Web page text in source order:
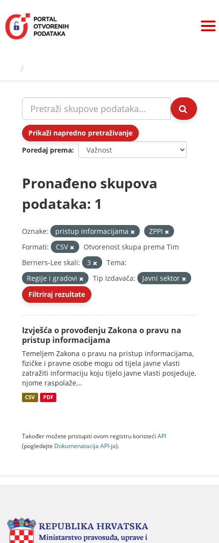
sadržaj
Prikaži napredno pretraživanje
Poredaj prema
Pronađeno skupova
podataka: 1
Oznake: pristup informacijama
ZPPI
Formati:
CSV
Otvorenost skupa prema Tim
Berners-Lee skali:
3
Tema:
Regije i gradovi
Tip Izdavača:
Javni sektor
Filtriraj rezultate
Izvješća o provođenju Zakona o pravu na
pristup informacijama
Temeljem Zakona o pravu na pristup informacijama,
fizičke i pravne osobe mogu od tijela javne vlasti
zatražiti informaciju koju tijelo javne vlasti posjeduje,
njome raspolaže...
CSV PDF
Također možete pristupiti ovom registru koristeći API
(pogledajte Dokumenаtаcijа API-jа).